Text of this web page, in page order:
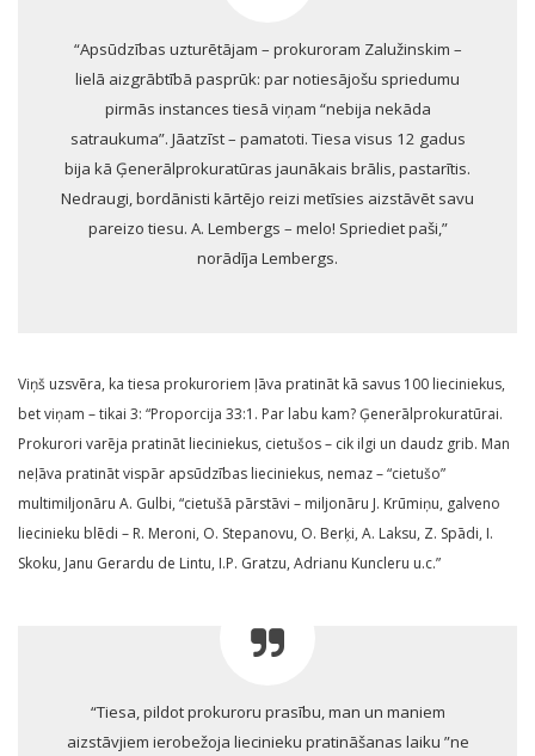
“Apsūdzības uzturētājam – prokuroram Zalužinskim –
lielā aizgrābtībā pasprūk: par notiesājošu spriedumu
pirmās instances tiesā viņam “nebija nekāda
satraukuma”. Jāatzīst – pamatoti. Tiesa visus 12 gadus
bija kā Ģenerālprokuratūras jaunākais brālis, pastarītis.
Nedraugi, bordānisti kārtējo reizi metīsies aizstāvēt savu
pareizo tiesu. A. Lembergs – melo! Spriediet paši,”
norādīja Lembergs.
Viņš uzsvēra, ka tiesa prokuroriem ļāva pratināt kā savus 100 lieciniekus,
bet viņam – tikai 3: “Proporcija 33:1. Par labu kam? Ģenerālprokuratūrai.
Prokurori varēja pratināt lieciniekus, cietušos – cik ilgi un daudz grib. Man
neļāva pratināt vispār apsūdzības lieciniekus, nemaz – “cietušo”
multimiljonāru A. Gulbi, “cietušā pārstāvi – miljonāru J. Krūmiņu, galveno
liecinieku blēdi – R. Meroni, O. Stepanovu, O. Berķi, A. Laksu, Z. Spādi, I.
Skoku, Janu Gerardu de Lintu, I.P. Gratzu, Adrianu Kuncleru u.c.”
“Tiesa, pildot prokuroru prasību, man un maniem
aizstāvjiem ierobežoja liecinieku pratināšanas laiku ”ne